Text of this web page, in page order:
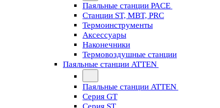
Паяльные станции PACE
Станции ST, MBT, PRC
Термоинструменты
Аксессуары
Наконечники
Термовоздушные станции
Паяльные станции ATTEN
Паяльные станции ATTEN
Серия GT
Серия ST